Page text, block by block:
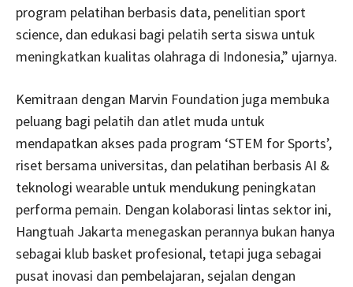
program pelatihan berbasis data, penelitian sport
science, dan edukasi bagi pelatih serta siswa untuk
meningkatkan kualitas olahraga di Indonesia,” ujarnya.
Kemitraan dengan Marvin Foundation juga membuka
peluang bagi pelatih dan atlet muda untuk
mendapatkan akses pada program ‘STEM for Sports’,
riset bersama universitas, dan pelatihan berbasis AI &
teknologi wearable untuk mendukung peningkatan
performa pemain. Dengan kolaborasi lintas sektor ini,
Hangtuah Jakarta menegaskan perannya bukan hanya
sebagai klub basket profesional, tetapi juga sebagai
pusat inovasi dan pembelajaran, sejalan dengan